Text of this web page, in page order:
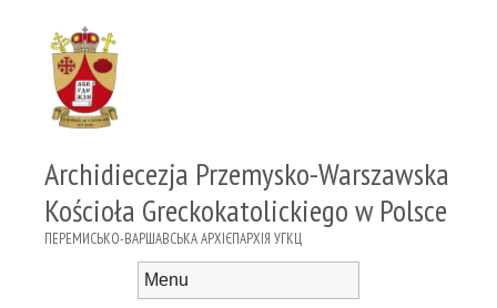
Archidiecezja Przemysko-Warszawska
Kościoła Greckokatolickiego w Polsce
ПЕРЕМИСЬКО-ВАРШАВСЬКА АРХІЄПАРХІЯ УГКЦ